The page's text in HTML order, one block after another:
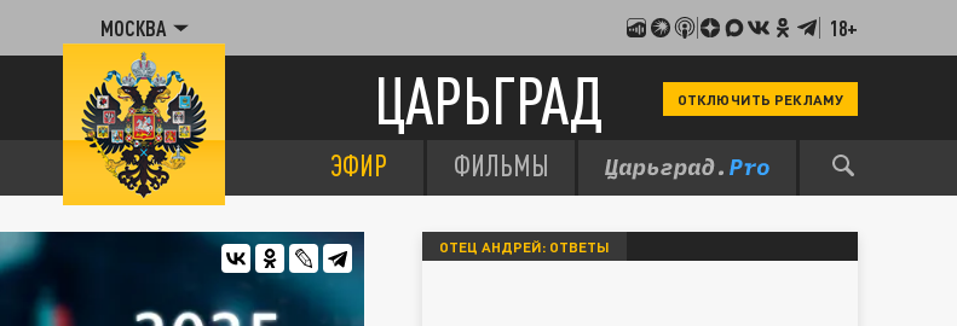
МОСКВА 18+
ЦАРЬГРАД ОТКЛЮЧИТЬ РЕКЛАМУ
ЭФИР ФИЛЬМЫ
ОТЕЦ АНДРЕЙ: ОТВЕТЫ